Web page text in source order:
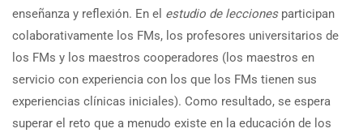
enseñanza y reflexión. En el estudio de lecciones participan
colaborativamente los FMs, los profesores universitarios de
los FMs y los maestros cooperadores (los maestros en
servicio con experiencia con los que los FMs tienen sus
experiencias clínicas iniciales). Como resultado, se espera
superar el reto que a menudo existe en la educación de los